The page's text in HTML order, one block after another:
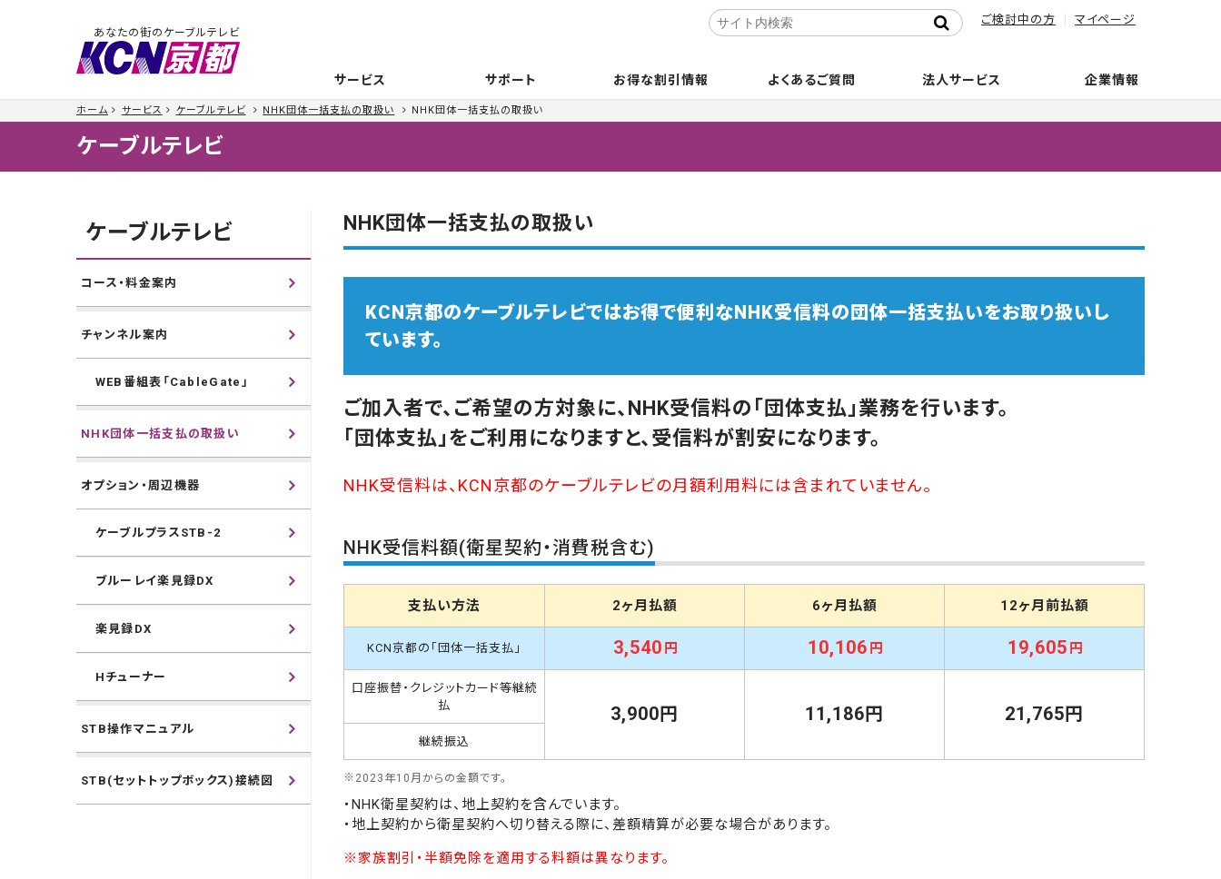
あなたの街のケーブルテレビ
サービス サポート お得な割引情報 よくあるご質問 法人サービス 企業情報
ご検討中の方 マイページ
ホーム サービス ケーブルテレビ NHK団体一括支払の取扱い NHK団体一括支払の取扱い
ケーブルテレビ
NHK団体一括支払の取扱い
KCN京都のケーブルテレビではお得で便利なNHK受信料の団体一括支払いをお取り扱いし
ています。
ご加入者で、ご希望の方対象に、NHK受信料の「団体支払」業務を行います。
「団体支払」をご利用になりますと、受信料が割安になります。
NHK受信料は、KCN京都のケーブルテレビの月額利用料には含まれていません。
NHK受信料額(衛星契約・消費税含む)
支払い方法 2ヶ月 払額 6ヶ月払額 12ヶ月前払額
KCN京都の 「団体一括支払」 3,540 円 10,106 円 19,605 円
口座振替・クレジットカード等継続
払
3,900円 11,186円 21,765円
継続振込
2023年10月からの金額です。
・NHK衛星契約は、地上契約を含んでいます。
・地上契約から衛星契約へ切り替える際に、差額精算が必要な場合があります。
※家族割引・半額免除を適用する料額は異なります。
ケーブルテレビ
コース・料金案内
チャンネル案内
WEB番組表「CableGate」
NHK団体一括支払の取扱い
オプション・周辺機器
ケーブルプラスSTB-2
ブルーレイ楽見録DX
楽見録DX
Hチューナー
STB操作マニュアル
STB(セットトップボックス)接続図